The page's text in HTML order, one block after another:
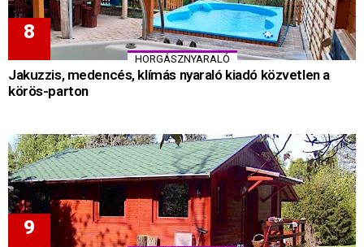
HORGÁSZNYARALÓ
Jakuzzis, medencés, klímás nyaraló kiadó közvetlen a
körös-parton